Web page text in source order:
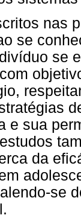
nas
se
se
e sua
da
se